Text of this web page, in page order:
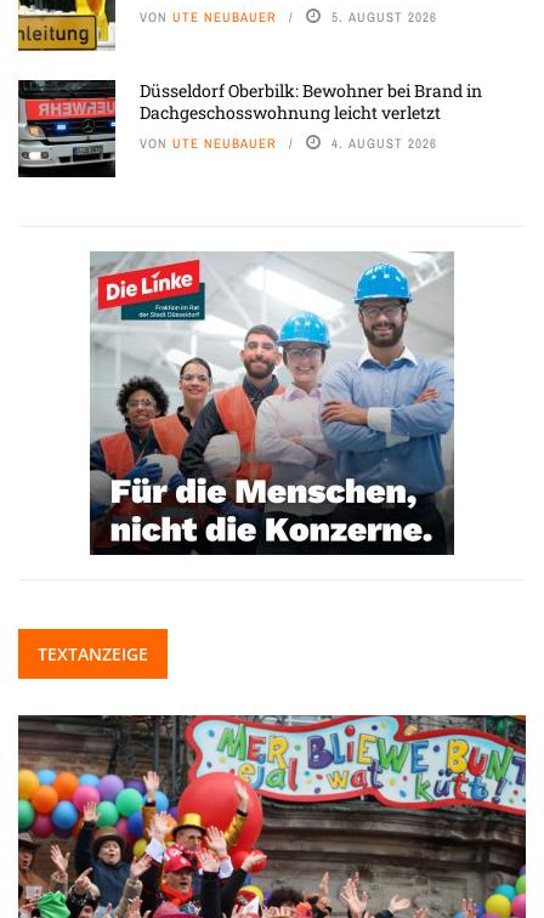
VON UTE NEUBAUER 5. AUGUST 2026
Düsseldorf Oberbilk: Bewohner bei Brand in
Dachgeschosswohnung leicht verletzt
VON UTE NEUBAUER 4. AUGUST 2026
TEXTANZEIGE